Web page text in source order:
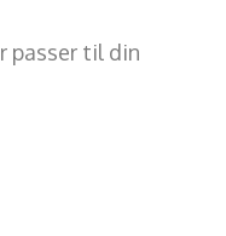
passer til din